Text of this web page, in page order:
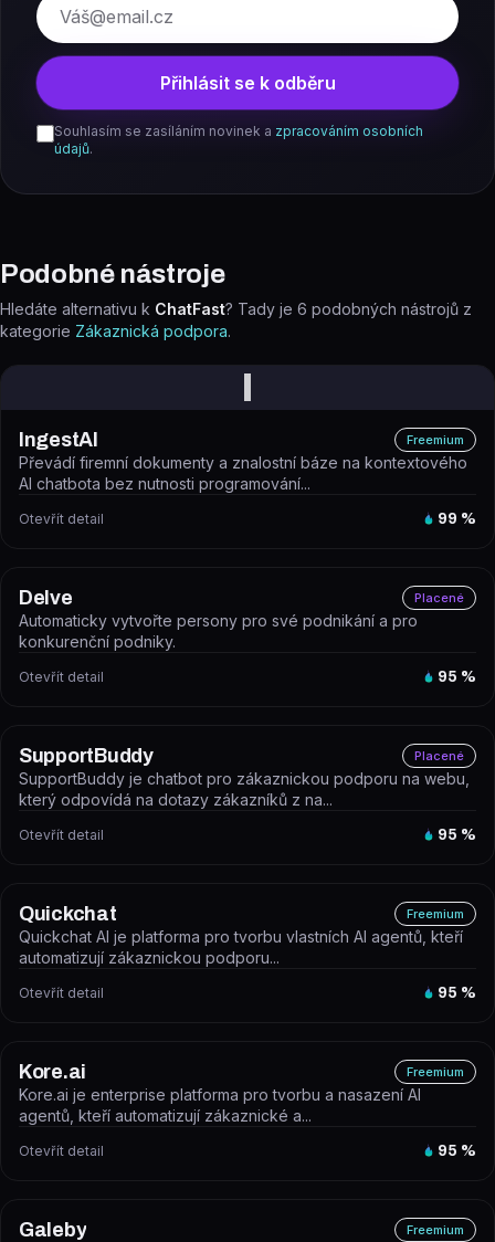
Přihlásit se k odběru
Souhlasím se zasíláním novinek a zpracováním osobních
údajů.
Podobné nástroje
Hledáte alternativu k ChatFast? Tady je 6 podobných nástrojů z
kategorie Zákaznická podpora.
I
IngestAI Freemium
Převádí firemní dokumenty a znalostní báze na kontextového
AI chatbota bez nutnosti programování...
Otevřít detail 99 %
Delve Placené
Automaticky vytvořte persony pro své podnikání a pro
konkurenční podniky.
Otevřít detail 95 %
SupportBuddy Placené
SupportBuddy je chatbot pro zákaznickou podporu na webu,
který odpovídá na dotazy zákazníků z na...
Otevřít detail 95 %
Quickchat Freemium
Quickchat AI je platforma pro tvorbu vlastních AI agentů, kteří
automatizují zákaznickou podporu...
Otevřít detail 95 %
Kore.ai Freemium
Kore.ai je enterprise platforma pro tvorbu a nasazení AI
agentů, kteří automatizují zákaznické a...
Otevřít detail 95 %
Galeby Freemium